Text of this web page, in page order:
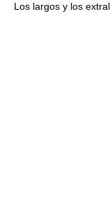
Los largos y los